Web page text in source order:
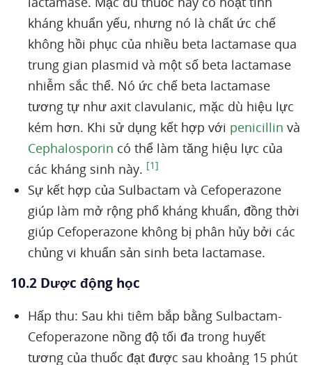
kháng khuẩn yếu, nhưng nó là chất ức chế
không hồi phục của nhiều beta lactamase qua
trung gian plasmid và một số beta lactamase
nhiễm sắc thể. Nó ức chế beta lactamase
tương tự như axit clavulanic, mặc dù hiệu lực
kém hơn. Khi sử dụng kết hợp với penicillin và
Cephalosporin có thể làm tăng hiệu lực của
các kháng sinh này. [1]
Sự kết hợp của Sulbactam và Cefoperazone
giúp làm mở rộng phổ kháng khuẩn, đồng thời
giúp Cefoperazone không bị phân hủy bởi các
chủng vi khuẩn sản sinh beta lactamase.
10.2 Dược động học
Hấp thu: Sau khi tiêm bắp bằng Sulbactam-
Cefoperazone nồng độ tối đa trong huyết
tương của thuốc đạt được sau khoảng 15 phút